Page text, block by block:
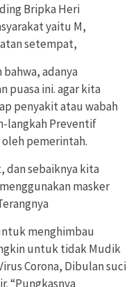
Bripka Heri
yaitu M,
setempat,
adanya
puasa ini. agar kita
penyakit atau wabah
langkah Preventif
pemerintah.
sebaiknya kita
masker
menghimbau
untuk tidak Mudik
Corona, Dibulan suci
“Pungkasnya